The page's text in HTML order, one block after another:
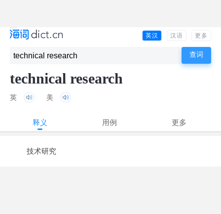
英汉 汉语 更多
technical research
英 美
释义 用例 更多
技术研究